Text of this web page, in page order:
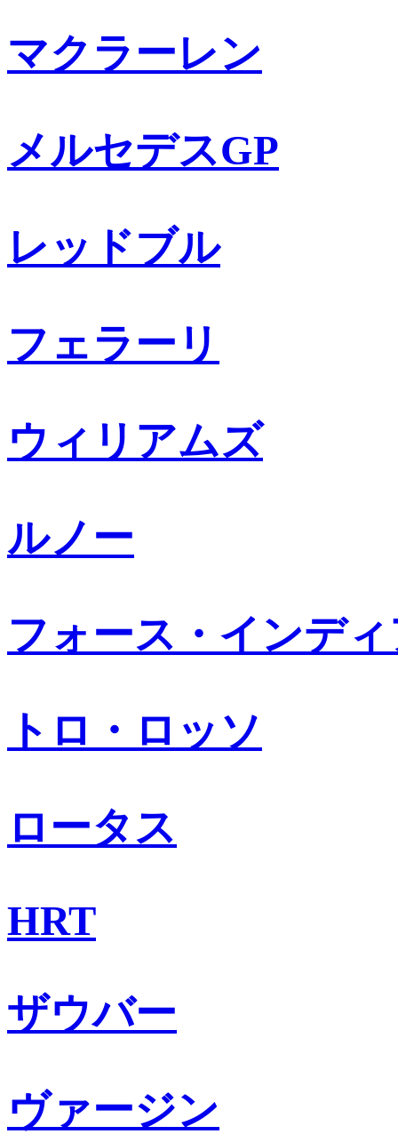
マクラーレン
メルセデスGP
レッドブル
フェラーリ
ウィリアムズ
ルノー
フォース・インデ
トロ・ロッソ
ロータス
HRT
ザウバー
ヴァージン